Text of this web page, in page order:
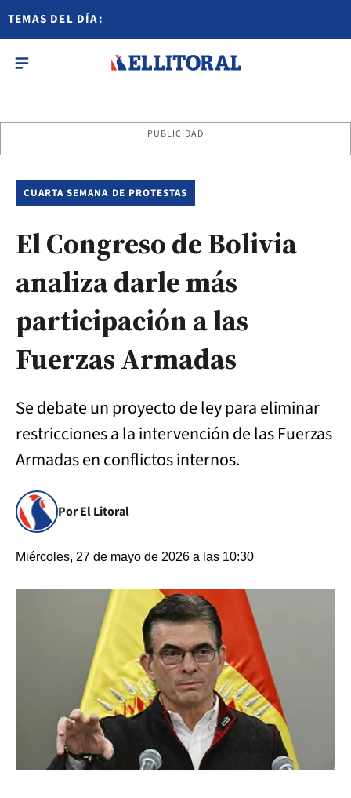
TEMAS DEL DÍA:
PUBLICIDAD
CUARTA SEMANA DE PROTESTAS
El Congreso de Bolivia
analiza darle más
participación a las
Fuerzas Armadas
Se debate un proyecto de ley para eliminar
restricciones a la intervención de las Fuerzas
Armadas en conflictos internos.
Por El Litoral
Miércoles, 27 de mayo de 2026 a las 10:30